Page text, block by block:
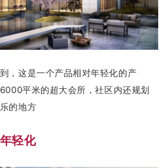
，这是一个产品相对年轻化的产
平米的超大会所，社区内还规划
的地方
年轻化